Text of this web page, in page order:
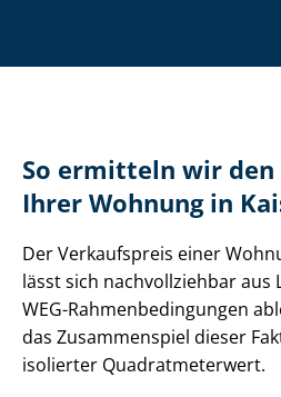
So ermitteln wir den
Ihrer Wohnung in
Der Verkaufspreis einer
lässt sich nachvollziehbar aus
WEG-Rah­men­be­din­gun­gen
das Zusammenspiel dieser
isolierter Qua­drat­me­ter­wert.